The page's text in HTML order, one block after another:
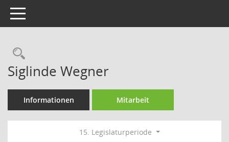
Toggle navigation
Rechercheauswahl
Siglinde Wegner
Informationen Mitarbeit
15. Legislaturperiode